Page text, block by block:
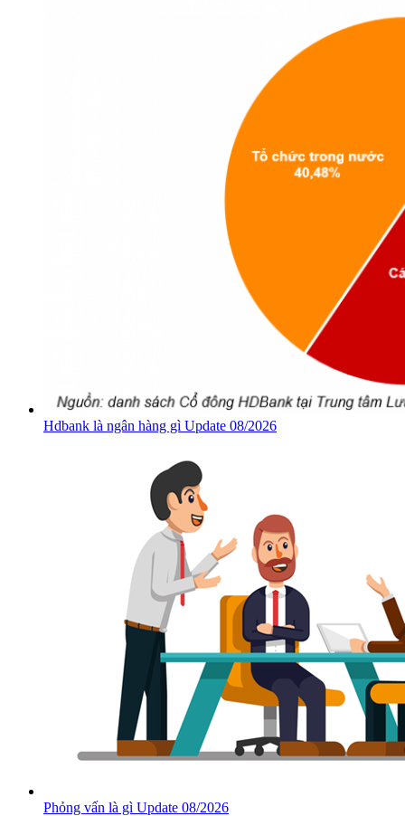
Hdbank là ngân hàng gì Update 08/2026
Phỏng vấn là gì Update 08/2026